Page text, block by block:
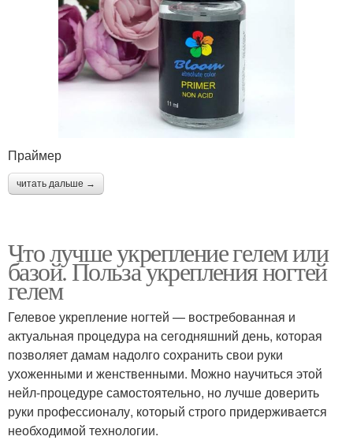
Праймер
читать дальше →
Что лучше укрепление гелем или
базой. Польза укрепления ногтей
гелем
Гелевое укрепление ногтей — востребованная и
актуальная процедура на сегодняшний день, которая
позволяет дамам надолго сохранить свои руки
ухоженными и женственными. Можно научиться этой
нейл-процедуре самостоятельно, но лучше доверить
руки профессионалу, который строго придерживается
необходимой технологии.